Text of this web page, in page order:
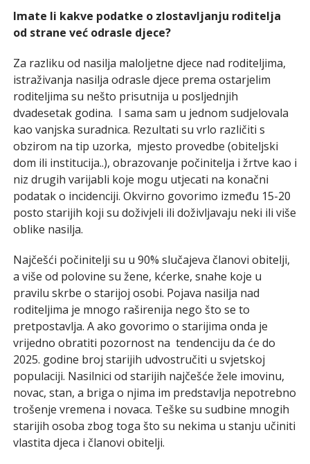
Imate li kakve podatke o zlostavljanju roditelja
od strane već odrasle djece?
Za razliku od nasilja maloljetne djece nad roditeljima,
istraživanja nasilja odrasle djece prema ostarjelim
roditeljima su nešto prisutnija u posljednjih
dvadesetak godina. I sama sam u jednom sudjelovala
kao vanjska suradnica. Rezultati su vrlo različiti s
obzirom na tip uzorka, mjesto provedbe (obiteljski
dom ili institucija..), obrazovanje počinitelja i žrtve kao i
niz drugih varijabli koje mogu utjecati na konačni
podatak o incidenciji. Okvirno govorimo između 15-20
posto starijih koji su doživjeli ili doživljavaju neki ili više
oblike nasilja.
Najčešći počinitelji su u 90% slučajeva članovi obitelji,
a više od polovine su žene, kćerke, snahe koje u
pravilu skrbe o starijoj osobi. Pojava nasilja nad
roditeljima je mnogo raširenija nego što se to
pretpostavlja. A ako govorimo o starijima onda je
vrijedno obratiti pozornost na tendenciju da će do
2025. godine broj starijih udvostručiti u svjetskoj
populaciji. Nasilnici od starijih najčešće žele imovinu,
novac, stan, a briga o njima im predstavlja nepotrebno
trošenje vremena i novaca. Teške su sudbine mnogih
starijih osoba zbog toga što su nekima u stanju učiniti
vlastita djeca i članovi obitelji.